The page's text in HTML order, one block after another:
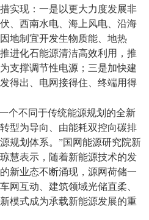
实现：一是以更大力度发展非
、西南水电、海上风电、沿海
地制宜开发生物质能、地热
进化石能源清洁高效利用，推
支撑调节性电源；三是加快建
得出、电网接得住、终端用得
个不同于传统能源规划的全新
型为导向、由能耗双控向碳排
规划体系。”国网能源研究院新
慧表示，随着新能源技术的发
新业态不断涌现，源网荷储一
网互动、建筑领域光储直柔、
模式成为承载新能源发展的重